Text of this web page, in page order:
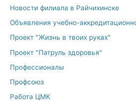
Новости филиала в Райчихинске
Объявления учебно-
Проект "Жизнь в твоих руках"
Проект "Патруль здоровья"
Профессионалы
Профсоюз
Работа ЦМК